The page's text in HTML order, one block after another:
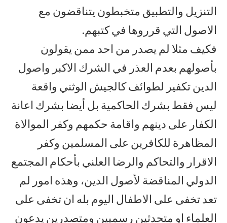
التنزيل والتطبيق متخبطون يتناقضون مع
الاصول التي قرروها في كتبهم.
فكيف مثلا لم يصدر من احد ممن يقولون
بأصولهم بعدم العذر في الشرك الاكبر واصول
الدين تكفير لطوائف كالجيش الوثني واقعة
ليس فقط بشرك الحاكمية بل أيضا بشرك اعانة
الكفار على دينهم واقامة حكمهم وكفر الموالاة
المظاهرة للكافرين على المسلمين وكفر
الاقرار والتحاكم والرضا العلني بأحكام المجتمع
الدولي المناقضة لأصول الدين، وهذه امور لم
تعد تخفى على الاطفال اليوم بله ان تخفى على
العلماء او متحدثين رسميين ومتصدرين يدعون